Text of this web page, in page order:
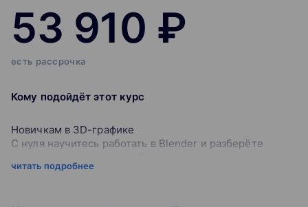
53 910 ₽
есть рассрочка
Кому подойдёт этот курс
Новичкам в 3D-графике
С нуля научитесь работать в Blender и разберёте
поймёте, как развиваться в профессии, и сможете
читать подробнее